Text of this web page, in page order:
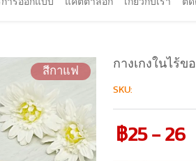
สีกาแฟ
กางเกงในไร้
SKU:
฿25 - 26